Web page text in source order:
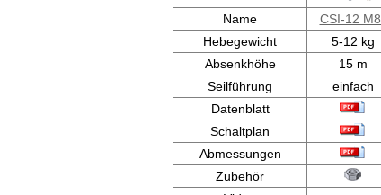
Name
Hebegewicht
Absenkhöhe
Seilführung
Datenblatt
Schaltplan
Abmessungen
Zubehör
CSI-12
5-12 kg
15 m
einfach